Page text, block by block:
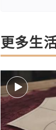
更多生